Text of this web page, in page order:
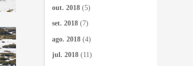
out. 2018 (5)
set. 2018 (7)
ago. 2018 (4)
jul. 2018 (11)